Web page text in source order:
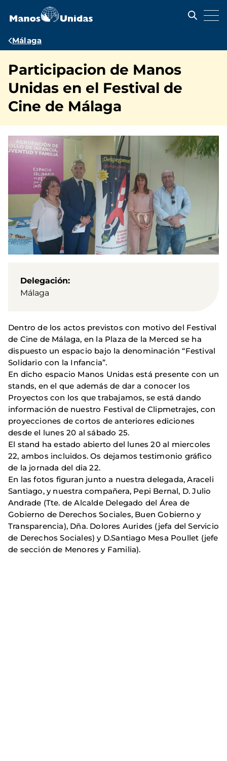
contenido
Ruta
navegación
Málaga
Participacion de Manos
Unidas en el Festival de
Cine de Málaga
Delegación
Málaga
Dentro de los actos previstos con motivo del Festival
de Cine de Málaga, en la Plaza de la Merced se ha
dispuesto un espacio bajo la denominación “Festival
Solidario con la Infancia”.
En dicho espacio Manos Unidas está presente con un
stands, en el que además de dar a conocer los
Proyectos con los que trabajamos, se está dando
información de nuestro Festival de Clipmetrajes, con
proyecciones de cortos de anteriores ediciones
desde el lunes 20 al sábado 25.
El stand ha estado abierto del lunes 20 al miercoles
22, ambos incluidos. Os dejamos testimonio gráfico
de la jornada del dia 22.
En las fotos figuran junto a nuestra delegada, Araceli
Santiago, y nuestra compañera, Pepi Bernal, D. Julio
Andrade (Tte. de Alcalde Delegado del Área de
Gobierno de Derechos Sociales, Buen Gobierno y
Transparencia), Dña. Dolores Aurides (jefa del Servicio
de Derechos Sociales) y D.Santiago Mesa Poullet (jefe
de sección de Menores y Familia).